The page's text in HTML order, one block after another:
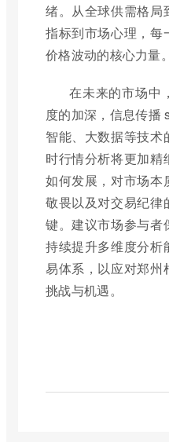
绪。从全球供需格局
指标到市场心理，每
价格波动的核心力量。
在未来的市场中
度的加深，信息传播
智能、大数据等技
时行情分析将更加
如何发展，对市场本
敬畏以及对交易纪律
键。建议市场参与者
持续提升多维度分析
易体系，以应对郑州
挑战与机遇。